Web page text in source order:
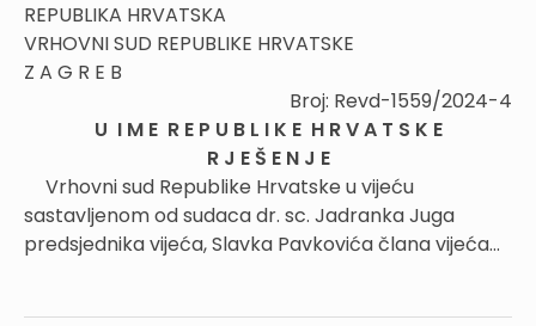
REPUBLIKA HRVATSKA
VRHOVNI SUD REPUBLIKE HRVATSKE
Z A G R E B
Broj: Revd-1559/2024-4
U I M E R E P U B L I K E H R V A T S K E
R J E Š E N J E
Vrhovni sud Republike Hrvatske u vijeću
sastavljenom od sudaca dr. sc. Jadranka Juga
predsjednika vijeća, Slavka Pavkovića člana vijeća...